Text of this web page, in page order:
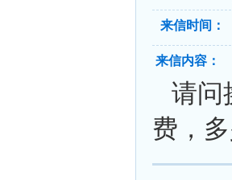
来信时间：
来信内容：
请问
费，